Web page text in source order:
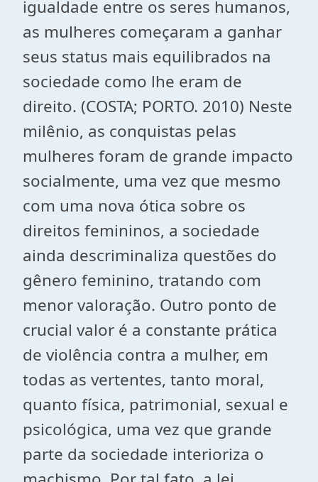
igualdade entre os seres humanos,
as mulheres começaram a ganhar
seus status mais equilibrados na
sociedade como lhe eram de
direito. (COSTA; PORTO. 2010) Neste
milênio, as conquistas pelas
mulheres foram de grande impacto
socialmente, uma vez que mesmo
com uma nova ótica sobre os
direitos femininos, a sociedade
ainda descriminaliza questões do
gênero feminino, tratando com
menor valoração. Outro ponto de
crucial valor é a constante prática
de violência contra a mulher, em
todas as vertentes, tanto moral,
quanto física, patrimonial, sexual e
psicológica, uma vez que grande
parte da sociedade interioriza o